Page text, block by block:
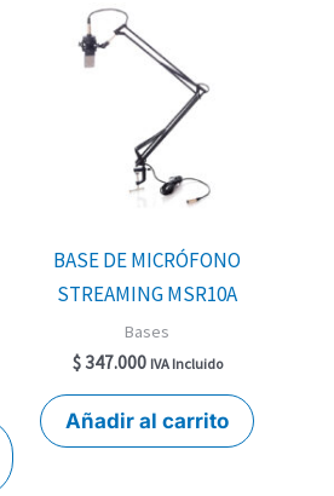
producto
pueden
página
de
BASE DE MICRÓFONO
STREAMING MSR10A
Bases
$347.000 IVA Incluido
Añadir al carrito